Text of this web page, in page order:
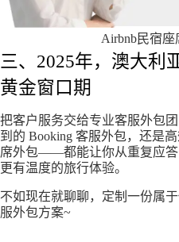
Airbnb民宿座
三、2025年，澳大利
黄金窗口期
把客户服务交给专业客服外包
到的 Booking 客服外包，还是
席外包——都能让你从重复应答
更有温度的旅行体验。
不如现在就聊聊，定制一份属
服外包方案~